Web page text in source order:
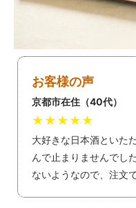
お客様の声
京都市在住（40代）
★★★★★
大好きな日本酒といた
んで止まりませんでし
ないようなので、注文